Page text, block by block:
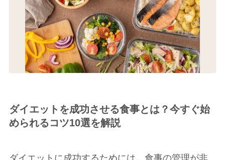
ダイエットを成功させる食事とは？今すぐ始
められるコツ10選を解説
ダイエットに成功するためには、食事の管理が非